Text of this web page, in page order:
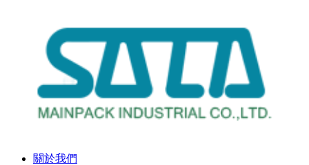
關於我們